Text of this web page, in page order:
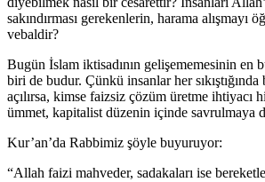
sakındırması gerekenlerin, harama alışmayı
vebaldir?
Bugün İslam iktisadının gelişememesinin en
biri de budur. Çünkü insanlar her sıkıştığında
açılırsa, kimse faizsiz çözüm üretme ihtiyacı
ümmet, kapitalist düzenin içinde savrulmaya
Kur’an’da Rabbimiz şöyle buyuruyor:
“Allah faizi mahveder, sadakaları ise